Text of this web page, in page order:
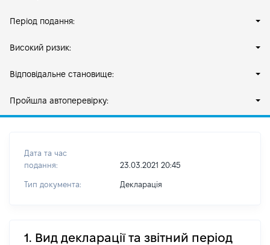
Період подання:
Високий ризик:
Відповідальне становище:
Пройшла автоперевірку:
Дата та час
подання:
23.03.2021 20:45
Тип документа: Декларація
1. Вид декларації та звітний період